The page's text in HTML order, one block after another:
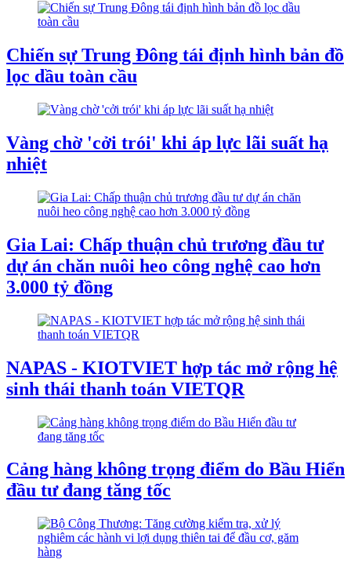
Chiến sự Trung Đông tái định hình bản đồ
lọc dầu toàn cầu
Vàng chờ 'cởi trói' khi áp lực lãi suất hạ
nhiệt
Gia Lai: Chấp thuận chủ trương đầu tư
dự án chăn nuôi heo công nghệ cao hơn
3.000 tỷ đồng
NAPAS - KIOTVIET hợp tác mở rộng hệ
sinh thái thanh toán VIETQR
Cảng hàng không trọng điểm do Bầu Hiển
đầu tư đang tăng tốc